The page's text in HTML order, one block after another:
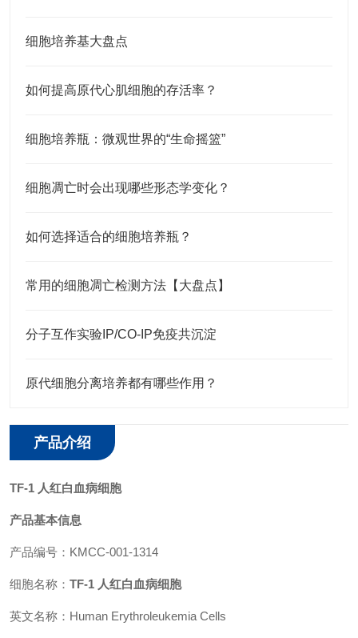
细胞培养基大盘点
如何提高原代心肌细胞的存活率？
细胞培养瓶：微观世界的“生命摇篮”
细胞凋亡时会出现哪些形态学变化？
如何选择适合的细胞培养瓶？
常用的细胞凋亡检测方法【大盘点】
分子互作实验IP/CO-IP免疫共沉淀
原代细胞分离培养都有哪些作用？
产品介绍
TF-1 人红白血病细胞
产品基本信息
产品编号：KMCC-001-1314
细胞名称： TF-1 人红白血病细胞
英文名称：Human Erythroleukemia Cells